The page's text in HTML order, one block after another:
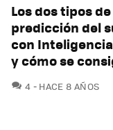
Los dos tipos de
predicción del
con
y cómo se
4 COMENTARIOS
HACE 8 AÑOS